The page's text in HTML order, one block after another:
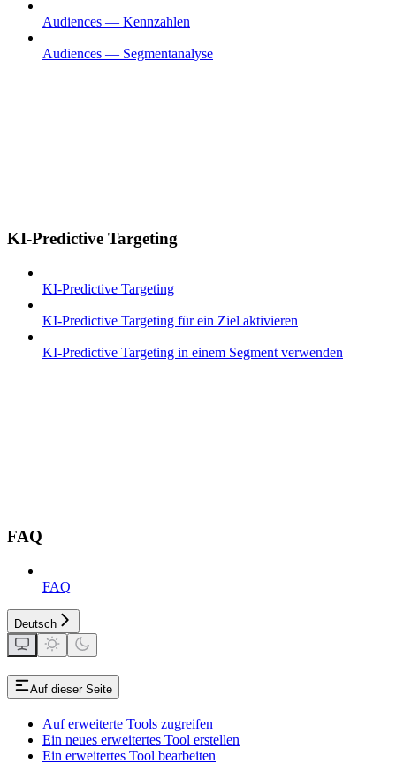
Audiences — Kennzahlen
Audiences — Segmentanalyse
KI-Predictive Targeting
KI-Predictive Targeting
KI-Predictive Targeting für ein Ziel aktivieren
KI-Predictive Targeting in einem Segment verwenden
FAQ
FAQ
Deutsch
Auf dieser Seite
Auf erweiterte Tools zugreifen
Ein neues erweitertes Tool erstellen
Ein erweitertes Tool bearbeiten